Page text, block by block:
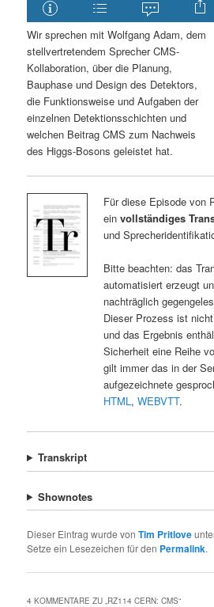
g
e
n
i
n
g
e
Wir sprechen mit Wolfgang Adam, dem
stellvertretendem Sprecher CMS-
Kollaboration, über die Planung,
Bauphase und Design des Detektors,
die Funktionsweise und Aufgaben der
einzelnen Detektionsschichten und
welchen Beitrag CMS zum Nachweis
des Higgs-Bosons geleistet hat.
Für diese Episode von
ein vollständiges
und
Bitte beachten: das
automatisiert erzeugt
nachträglich
Dieser Prozess ist
und das Ergebnis
Sicherheit eine Reihe
gilt immer das in der
aufgezeichnete
HTML, WEBVTT.
Transkript
Shownotes
Dieser Eintrag wurde vonTim Pritlove
Setze ein Lesezeichen für den Permalink.
4 KOMMENTARE ZU „ RZ114 CERN: CMS“